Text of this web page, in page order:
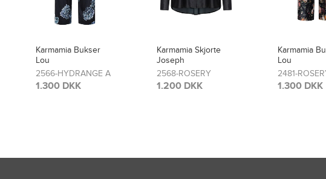
Karmamia Skjorte
Joseph
2568-ROSERY
1.200 DKK
Karmamia Bukser
Lou
2481-ROSERY
1.300 DKK
Karmamia
2477-
BLUSH
1.000 DKK